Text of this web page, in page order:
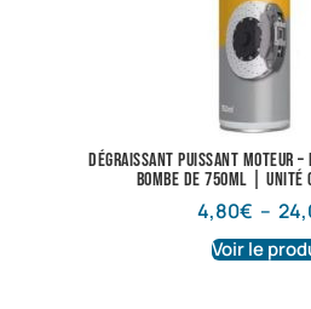
Dégraissant puissant Moteur –
Bombe de 750ml |
4,80€ –
Voir le